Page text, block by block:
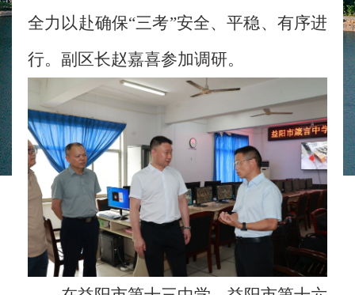
全力以赴确保“三考”安全、平稳、有序进
行。副区长赵嘉喜参加调研。